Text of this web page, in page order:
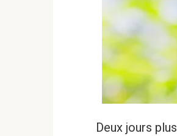
Deux jours